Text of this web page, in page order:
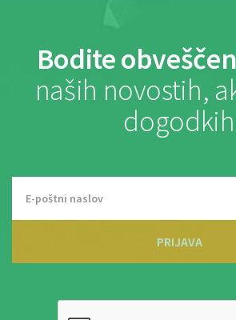
Bodite
naših novostih,
dogodkih
PRIJAVA